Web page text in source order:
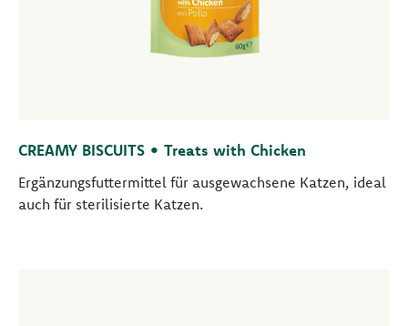
CREAMY BISCUITS • Treats with Chicken
Ergänzungsfuttermittel für ausgewachsene Katzen, ideal
auch für sterilisierte Katzen.